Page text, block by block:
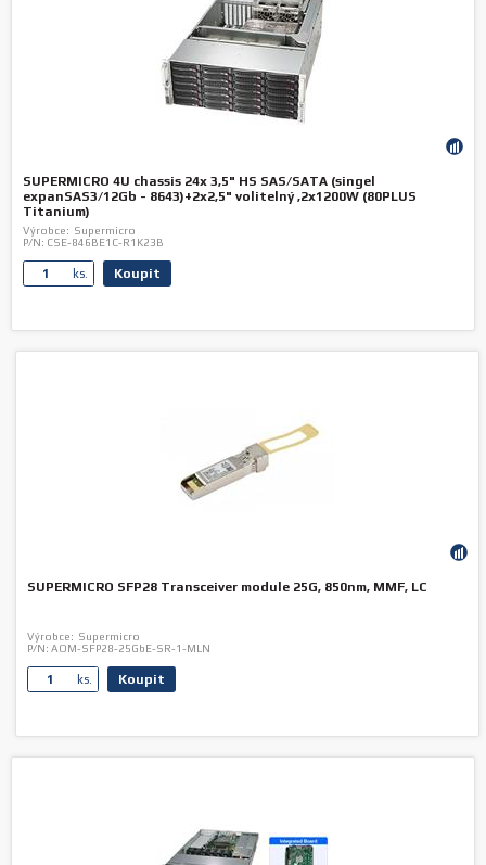
SUPERMICRO 4U chassis 24x 3,5" HS SAS/SATA (singel
expanSAS3/12Gb - 8643)+2x2,5" volitelný ,2x1200W (80PLUS
Titanium)
Výrobce: Supermicro
P/N: CSE-846BE1C-R1K23B
ks. Koupit
SUPERMICRO SFP28 Transceiver module 25G, 850nm, MMF, LC
Výrobce: Supermicro
P/N: AOM-SFP28-25GbE-SR-1-MLN
ks. Koupit